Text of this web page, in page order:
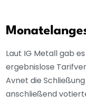
Laut IG Metall gab
ergebnislose
Avnet die
anschließend